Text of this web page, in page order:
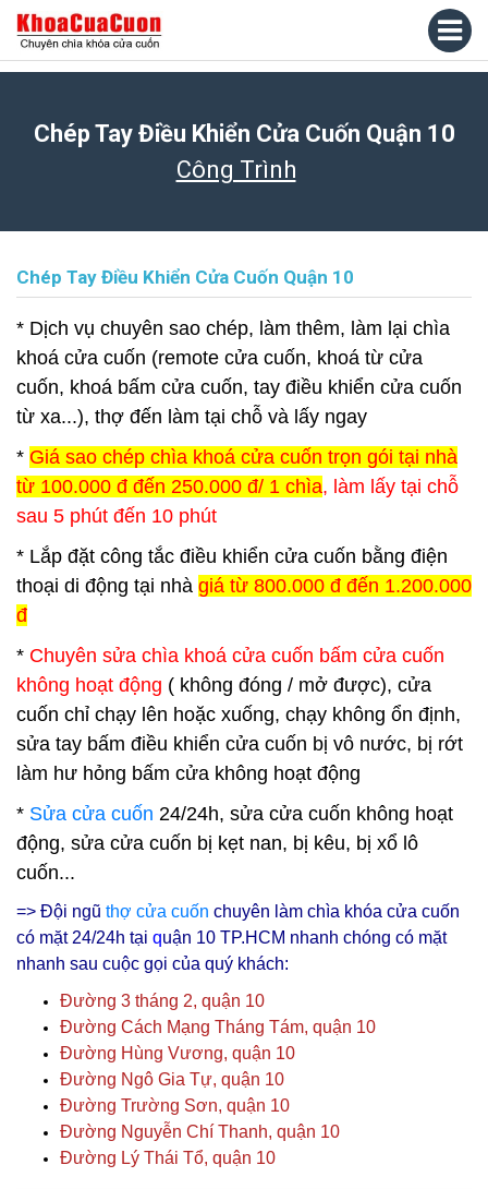
Chép Tay Điều Khiển Cửa Cuốn Quận 10
Công Trình
Chép Tay Điều Khiển Cửa Cuốn Quận 10
* Dịch vụ chuyên sao chép, làm thêm, làm lại chìa
khoá cửa cuốn (remote cửa cuốn, khoá từ cửa
cuốn, khoá bấm cửa cuốn, tay điều khiển cửa cuốn
từ xa...), thợ đến làm tại chỗ và lấy ngay
* Giá sao chép chìa khoá cửa cuốn trọn gói tại nhà
từ 100.000 đ đến 250.000 đ/ 1 chìa, làm lấy tại chỗ
sau 5 phút đến 10 phút
* Lắp đặt công tắc điều khiển cửa cuốn bằng điện
thoại di động tại nhà giá từ 800.000 đ đến 1.200.000
đ
* Chuyên sửa chìa khoá cửa cuốn bấm cửa cuốn
không hoạt động ( không đóng / mở được), cửa
cuốn chỉ chạy lên hoặc xuống, chạy không ổn định,
sửa tay bấm điều khiển cửa cuốn bị vô nước, bị rớt
làm hư hỏng bấm cửa không hoạt động
* Sửa cửa cuốn 24/24h, sửa cửa cuốn không hoạt
động, sửa cửa cuốn bị kẹt nan, bị kêu, bị xổ lô
cuốn...
=> Đội ngũ thợ cửa cuốn chuyên làm chìa khóa cửa cuốn
có mặt 24/24h tại quận 10 TP.HCM nhanh chóng có mặt
nhanh sau cuộc gọi của quý khách:
Đường 3 tháng 2, quận 10
Đường Cách Mạng Tháng Tám, quận 10
Đường Hùng Vương, quận 10
Đường Ngô Gia Tự, quận 10
Đường Trường Sơn, quận 10
Đường Nguyễn Chí Thanh, quận 10
Đường Lý Thái Tổ, quận 10